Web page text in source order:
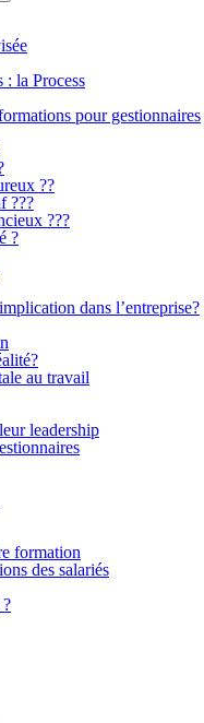
: la Process
pour gestionnaires
??
???
???
?
dans l’entreprise?
au travail
leadership
formation
des salariés